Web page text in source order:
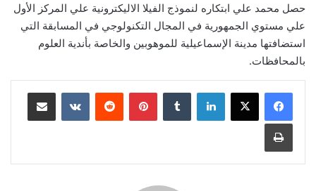
حصل محمد علي ابتكاره لنموذج الفيلا الاليكترونية علي المركز الأول
علي مستوي الجمهورية في المجال التكنولوجي في المسابقة التي
استضافتها مدينة الإسماعيلية للموهوبين والخاصة بأندية العلوم
بالمحافظات.
لينكدإن بينتيريست